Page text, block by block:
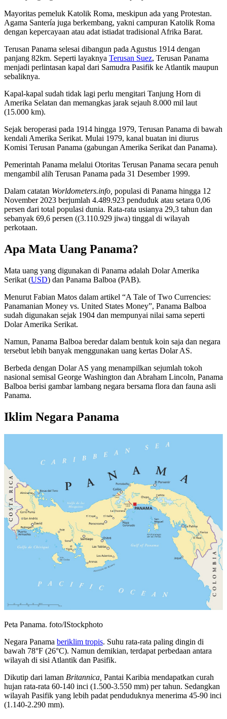
Mayoritas pemeluk Katolik Roma, meskipun ada yang Protestan.
Agama Santería juga berkembang, yakni campuran Katolik Roma
dengan kepercayaan atau adat istiadat tradisional Afrika Barat.
Terusan Panama selesai dibangun pada Agustus 1914 dengan
panjang 82km. Seperti layaknya Terusan Suez, Terusan Panama
menjadi perlintasan kapal dari Samudra Pasifik ke Atlantik maupun
sebaliknya.
Kapal-kapal sudah tidak lagi perlu mengitari Tanjung Horn di
Amerika Selatan dan memangkas jarak sejauh 8.000 mil laut
(15.000 km).
Sejak beroperasi pada 1914 hingga 1979, Terusan Panama di bawah
kendali Amerika Serikat. Mulai 1979, kanal buatan ini diurus
Komisi Terusan Panama (gabungan Amerika Serikat dan Panama).
Pemerintah Panama melalui Otoritas Terusan Panama secara penuh
mengambil alih Terusan Panama pada 31 Desember 1999.
Dalam catatan Worldometers.info, populasi di Panama hingga 12
November 2023 berjumlah 4.489.923 penduduk atau setara 0,06
persen dari total populasi dunia. Rata-rata usianya 29,3 tahun dan
sebanyak 69,6 persen ((3.110.929 jiwa) tinggal di wilayah
perkotaan.
Apa Mata Uang Panama?
Mata uang yang digunakan di Panama adalah Dolar Amerika
Serikat (USD) dan Panama Balboa (PAB).
Menurut Fabian Matos dalam artikel “A Tale of Two Currencies:
Panamanian Money vs. United States Money”, Panama Balboa
sudah digunakan sejak 1904 dan mempunyai nilai sama seperti
Dolar Amerika Serikat.
Namun, Panama Balboa beredar dalam bentuk koin saja dan negara
tersebut lebih banyak menggunakan uang kertas Dolar AS.
Berbeda dengan Dolar AS yang menampilkan sejumlah tokoh
nasional semisal George Washington dan Abraham Lincoln, Panama
Balboa berisi gambar lambang negara bersama flora dan fauna asli
Panama.
Iklim Negara Panama
Peta Panama. foto/IStockphoto
Negara Panama beriklim tropis. Suhu rata-rata paling dingin di
bawah 78°F (26°C). Namun demikian, terdapat perbedaan antara
wilayah di sisi Atlantik dan Pasifik.
Dikutip dari laman Britannica, Pantai Karibia mendapatkan curah
hujan rata-rata 60-140 inci (1.500-3.550 mm) per tahun. Sedangkan
wilayah Pasifik yang lebih padat penduduknya menerima 45-90 inci
(1.140-2.290 mm).